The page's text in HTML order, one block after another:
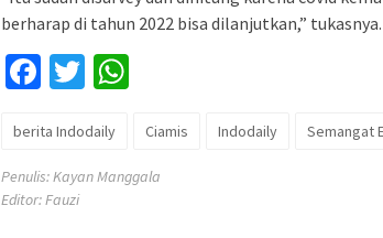
berharap di tahun 2022 bisa dilanjutkan,” tukasnya.
Facebook
Twitter
berita Indodaily Ciamis Indodaily Semangat
Penulis: Kayan Manggala
Editor: Fauzi